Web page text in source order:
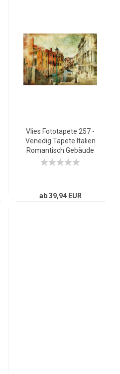
Vlies Fototapete 257 -
Venedig Tapete Italien
Romantisch Gebäude
braun
ab 39,94 EUR